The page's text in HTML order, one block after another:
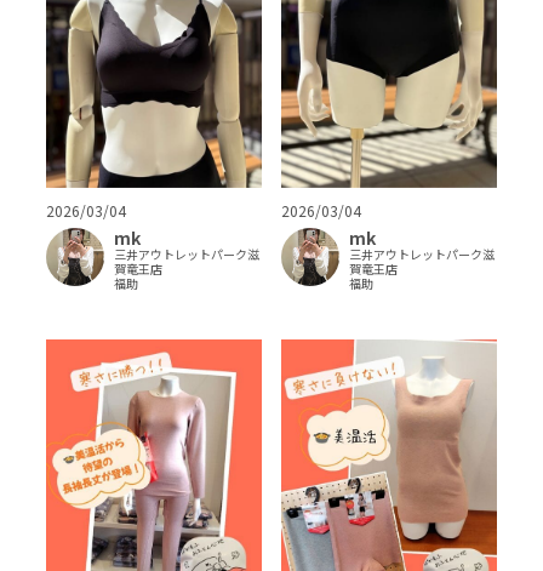
2026/03/04
mk
三井アウトレットパーク滋
賀竜王店
福助
2026/03/04
mk
三井アウトレットパーク滋
賀竜王店
福助